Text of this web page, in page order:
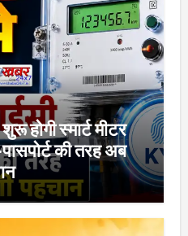
होगी स्मार्ट मीटर
की तरह अब